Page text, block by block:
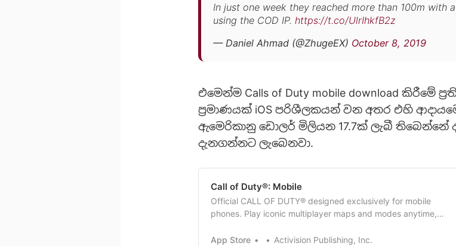
In just one week they reached more than 100m with
using the COD IP. https://t.co/UlrIhkfB2z
— Daniel Ahmad (@ZhugeEX) October 8, 2019
එමෙන්ම Calls of Duty mobile download කිරීමේ
ප්‍රමාණයක් iOS පරිශීලකයන් වන අතර එහි
ඇමෙරිකානු ඩොලර් මිලියන 17.7ක් ලැබී තිබෙන්නේ
දැනගන්නට ලැබෙනවා.
‎Call of Duty®: Mobile
Official CALL OF DUTY® designed exclusively for mobile
phones. Play iconic multiplayer maps and modes anytime,
team deathmatch? Scary Zombies action? Sniper vs sniper
App Store Activision Publishing, Inc.